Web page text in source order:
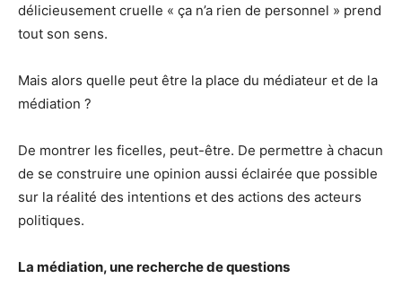
délicieusement cruelle « ça n’a rien de personnel » prend
tout son sens.
Mais alors quelle peut être la place du médiateur et de la
médiation ?
De montrer les ficelles, peut-être. De permettre à chacun
de se construire une opinion aussi éclairée que possible
sur la réalité des intentions et des actions des acteurs
politiques.
La médiation, une recherche de questions